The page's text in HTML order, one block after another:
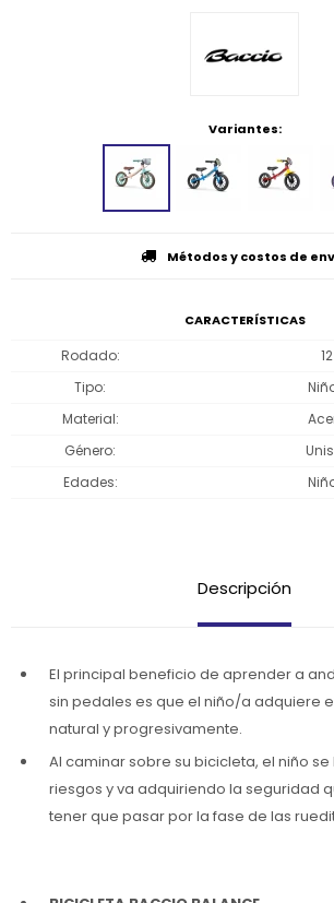
Variantes:
Métodos y costos de
CARACTERÍSTICAS
Rodado
12
Tipo
Material
Género
Edades
Descripción
El principal beneficio de aprender a
sin pedales es que el niño/a adquiere
natural y progresivamente.
Al caminar sobre su bicicleta, el niño
riesgos y va adquiriendo la seguridad
tener que pasar por la fase de las